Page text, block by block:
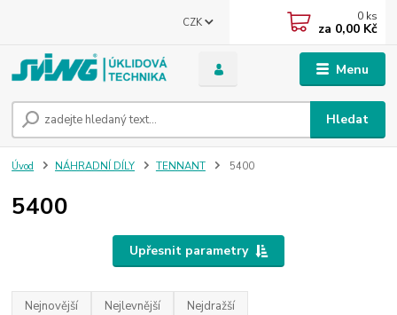
Menu
CZK
Hledat
0 ks
za 0,00 Kč
Úvod NÁHRADNÍ DÍLY TENNANT 5400
5400
Upřesnit parametry
Nejnovější Nejlevnější Nejdražší